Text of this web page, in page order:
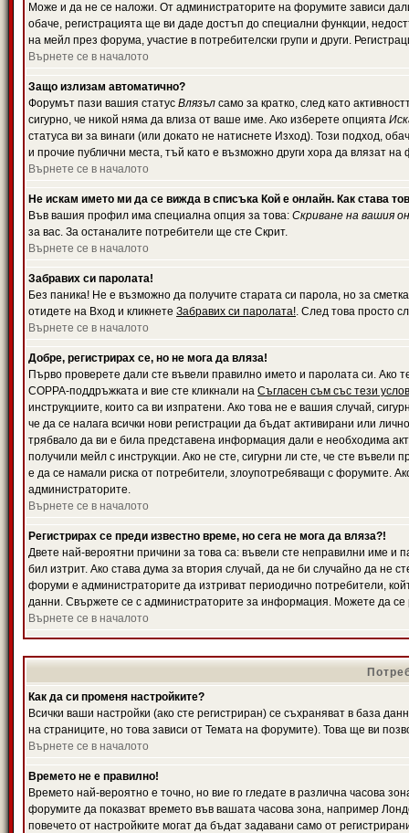
Може и да не се наложи. От администраторите на форумите зависи
обаче, регистрацията ще ви даде достъп до специални функции,
на мейл през форума, участие в потребителски групи и други.
Върнете се в началото
Защо излизам автоматично?
Форумът пази вашия статус Влязъл само за кратко, след като
сигурно, че никой няма да влиза от ваше име. Ако изберете опцията
статуса ви за винаги (или докато не натиснете Изход). Този подход,
и прочие публични места, тъй като е възможно други хора да влязат
Върнете се в началото
Не искам името ми да се вижда в списъка Кой е онлайн. Как става
Във вашия профил има специална опция за това: Скриване на вашия
за вас. За останалите потребители ще сте Скрит.
Върнете се в началото
Забравих си паролата!
Без паника! Не е възможно да получите старата си парола, но за
отидете на Вход и кликнете Забравих си паролата!. След това просто
Върнете се в началото
Добре, регистрирах се, но не мога да вляза!
Първо проверете дали сте въвели правилно името и паролата си. Ако
COPPA-поддръжката и вие сте кликнали на Съгласен съм със тези
инструкциите, които са ви изпратени. Ако това не е вашия случай,
че да се налага всички нови регистрации да бъдат активирани или
трябвало да ви е била представена информация дали е необходима
получили мейл с инструкции. Ако не сте, сигурни ли сте, че сте
е да се намали риска от потребители, злоупотребяващи с форумите.
администраторите.
Върнете се в началото
Регистрирах се преди известно време, но сега не мога да вляза?!
Двете най-вероятни причини за това са: въвели сте неправилни име и
бил изтрит. Ако става дума за втория случай, да не би случайно да
форуми е администраторите да изтриват периодично потребители,
данни. Свържете се с администраторите за информация. Можете да се
Върнете се в началото
Как да си променя настройките?
Всички ваши настройки (ако сте регистриран) се съхраняват в база
на страниците, но това зависи от Темата на форумите). Това ще ви
Върнете се в началото
Времето не е правилно!
Времето най-вероятно е точно, но вие го гледате в различна часова
форумите да показват времето във вашата часова зона, например
повечето от настройките могат да бъдат задавани само от